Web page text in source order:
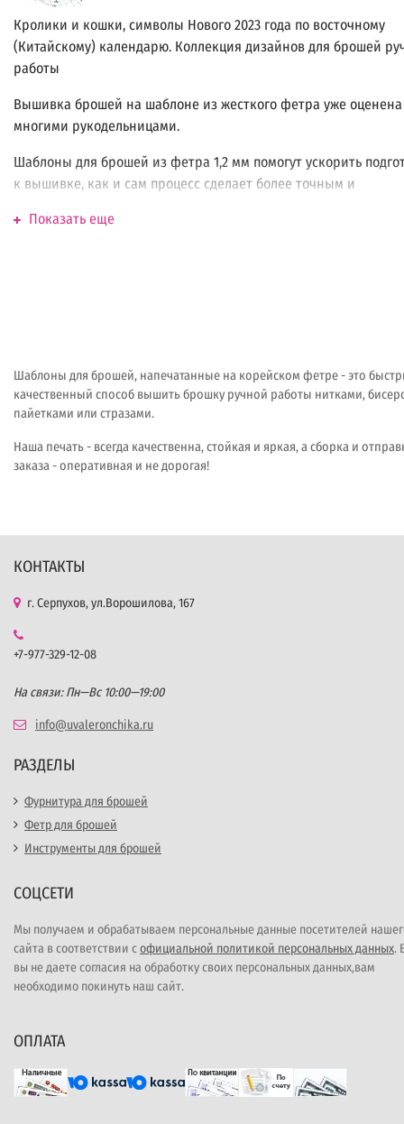
Кролики и кошки, символы Нового 2023 года по восточному
(Китайскому) календарю. Коллекция дизайнов для брошей
работы
Вышивка брошей на шаблоне из жесткого фетра уже оценена
многими рукодельницами.
Шаблоны для брошей из фетра 1,2 мм помогут ускорить
к вышивке, как и сам процесс сделает более точным и
Показать еще
Шаблоны для брошей, напечатанные на корейском фетре - это
качественный способ вышить брошку ручной работы нитками,
пайетками или стразами.
Наша печать - всегда качественна, стойкая и яркая, а сборка и
заказа - оперативная и не дорогая!
КОНТАКТЫ
г. Серпухов, ул.Ворошилова, 167
+7-977-329-12-08
На связи: Пн—Вс 10:00—19:00
info@uvaleronchika.ru
РАЗДЕЛЫ
Фурнитура для брошей
Фетр для брошей
Инструменты для брошей
СОЦСЕТИ
Мы получаем и обрабатываем персональные данные посетителей
сайта в соответствии софициальной политикой персональных данных.
вы не даете согласия на обработку своих персональных данных,вам
необходимо покинуть наш сайт.
ОПЛАТА